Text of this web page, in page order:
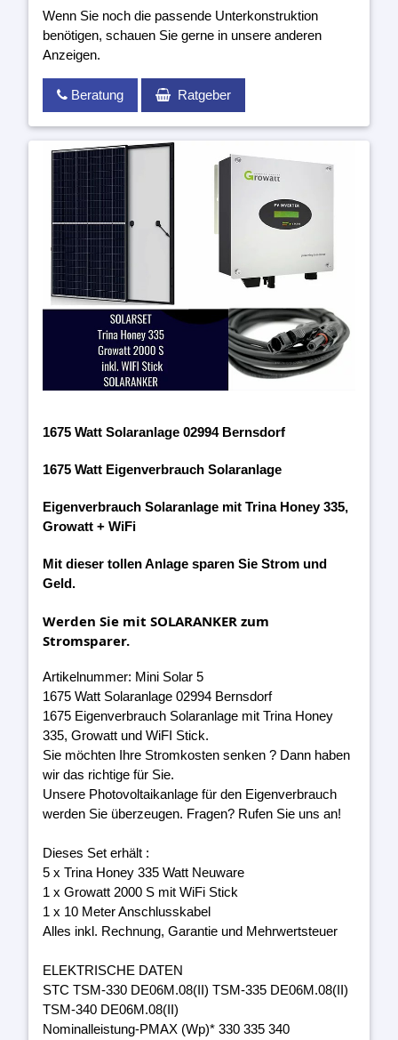
Wenn Sie noch die passende Unterkonstruktion
benötigen, schauen Sie gerne in unsere anderen
Anzeigen.
Beratung Ratgeber
1675 Watt Solaranlage 02994 Bernsdorf
1675 Watt Eigenverbrauch Solaranlage
Eigenverbrauch Solaranlage mit Trina Honey 335,
Growatt + WiFi
Mit dieser tollen Anlage sparen Sie Strom und
Geld.
Werden Sie mit SOLARANKER zum
Stromsparer.
Artikelnummer: Mini Solar 5
1675 Watt Solaranlage 02994 Bernsdorf
1675 Eigenverbrauch Solaranlage mit Trina Honey
335, Growatt und WiFI Stick.
Sie möchten Ihre Stromkosten senken ? Dann haben
wir das richtige für Sie.
Unsere Photovoltaikanlage für den Eigenverbrauch
werden Sie überzeugen. Fragen? Rufen Sie uns an!
Dieses Set erhält :
5 x Trina Honey 335 Watt Neuware
1 x Growatt 2000 S mit WiFi Stick
1 x 10 Meter Anschlusskabel
Alles inkl. Rechnung, Garantie und Mehrwertsteuer
ELEKTRISCHE DATEN
STC TSM-330 DE06M.08(II) TSM-335 DE06M.08(II)
TSM-340 DE06M.08(II)
Nominalleistung-PMAX (Wp)* 330 335 340